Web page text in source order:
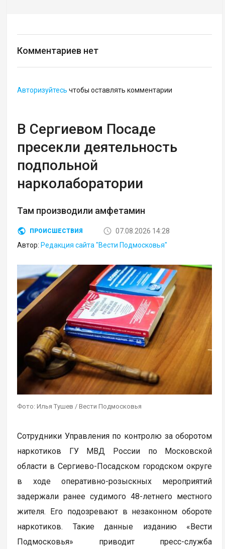
Комментариев нет
Авторизуйтесь чтобы оставлять комментарии
В Сергиевом Посаде
пресекли деятельность
подпольной
нарколаборатории
Там производили амфетамин
ПРОИСШЕСТВИЯ
07.08.2026 14:28
Автор: Редакция сайта "Вести Подмосковья"
Фото: Илья Тушев / Вести Подмосковья
Сотрудники Управления по контролю за оборотом
наркотиков ГУ МВД России по Московской
области в Сергиево-Посадском городском округе
в ходе оперативно-розыскных мероприятий
задержали ранее судимого 48-летнего местного
жителя. Его подозревают в незаконном обороте
наркотиков. Такие данные изданию «Вести
Подмосковья» приводит пресс-служба